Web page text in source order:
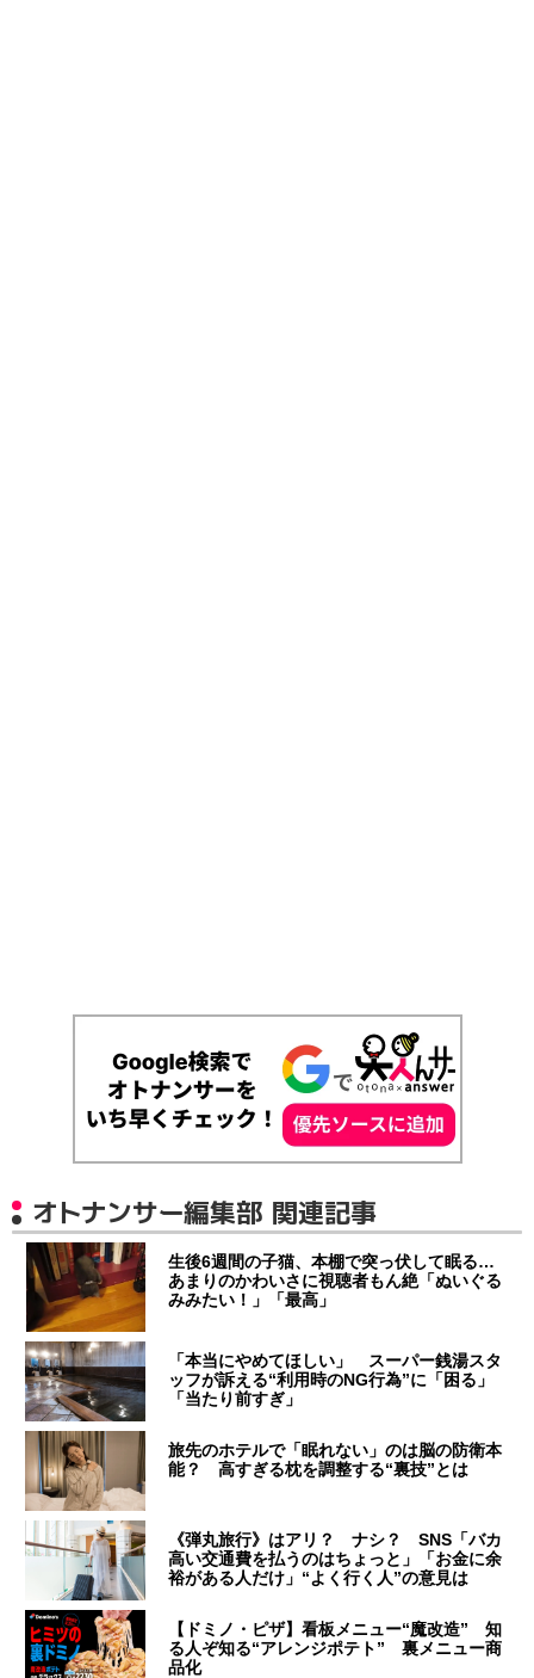
オトナンサー編集部 関連記事
生後6週間の子猫、本棚で突っ伏して眠る…
あまりのかわいさに視聴者もん絶「ぬいぐる
みみたい！」「最高」
「本当にやめてほしい」 スーパー銭湯スタ
ッフが訴える“利用時のNG行為”に「困る」
「当たり前すぎ」
旅先のホテルで「眠れない」のは脳の防衛本
能？ 高すぎる枕を調整する“裏技”とは
《弾丸旅行》はアリ？ ナシ？ SNS「バカ
高い交通費を払うのはちょっと」「お金に余
裕がある人だけ」“よく行く人”の意見は
【ドミノ・ピザ】看板メニュー“魔改造” 知
る人ぞ知る“アレンジポテト” 裏メニュー商
品化